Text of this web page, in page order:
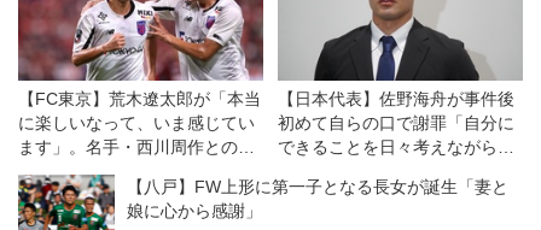
【FC東京】荒木遼太郎が「本当
に楽しいなって、いま感じてい
ます」。名手・西川周作とのぎ
りぎりの駆け引きを制してPKを
真ん中に蹴ったワケ
【日本代表】佐野海舟が事件後
初めて自らの口で謝罪「自分に
できることを日々考えながらプ
けていきます」
【八戸】FW上形に第一子となる長女が誕生「妻と
娘に心から感謝」